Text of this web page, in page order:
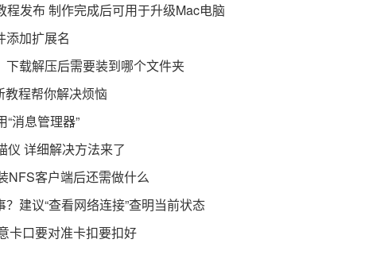
发布 制作完成后可用于升级Mac电脑
添加扩展名
载解压后需要装到哪个文件夹
程帮你解决烦恼
消息管理器”
仪 详细解决方法来了
NFS客户端后还需做什么
建议“查看网络连接”查明当前状态
卡口要对准卡扣要扣好